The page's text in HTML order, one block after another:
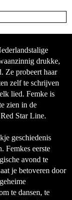
drukke,
Ze probeert haar
zelf te schrijven
lied. Femke is
zien in de
Star Line.
geschiedenis
Femkes eerste
avond te
je betoveren door
te dansen, te